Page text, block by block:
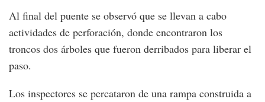
Al final del puente se observó que se llevan a cabo
actividades de perforación, donde encontraron los
troncos dos árboles que fueron derribados para liberar el
paso.
Los inspectores se percataron de una rampa construida a